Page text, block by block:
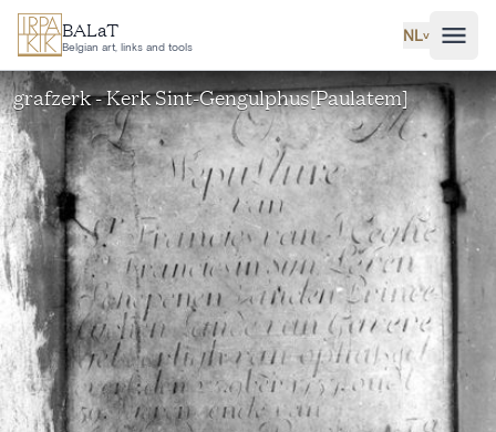
Ga naar hoofdinhoud
BALaT
Belgian art, links and tools
NL˅
grafzerk - Kerk Sint-Gengulphus[Paulatem]